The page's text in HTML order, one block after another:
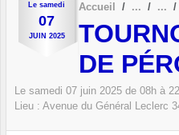
Le samedi
07
JUIN 2025
Accueil
DE
Le samedi 07 juin 2025 de 08h à
Lieu : Avenue du Général Leclerc